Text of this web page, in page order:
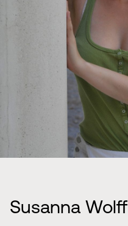
Susanna Wolff